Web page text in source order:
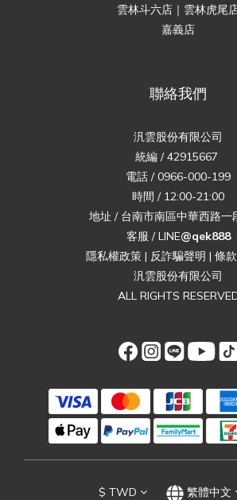
雲林斗六店｜雲林虎尾
嘉義店
聯絡我們
汎雲股份有限公司
統編 / 42915667
電話 / 0966-000-199
時間 / 12:00-21:00
地址 / 台南市南區中華西路一
客服 / LINE@qek888
隱私權政策 | 反詐騙聲明 | 條
汎雲股份有限公司
ALL RIGHTS
$ TWD 繁體中文